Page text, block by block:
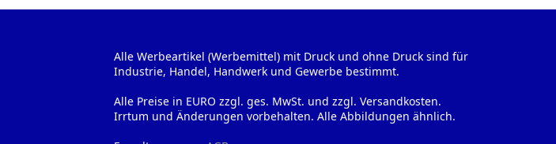
Alle Werbeartikel (Werbemittel) mit Druck und ohne Druck sind für
Industrie, Handel, Handwerk und Gewerbe bestimmt.
Alle Preise in EURO zzgl. ges. MwSt. und zzgl. Versandkosten.
Irrtum und Änderungen vorbehalten. Alle Abbildungen ähnlich.